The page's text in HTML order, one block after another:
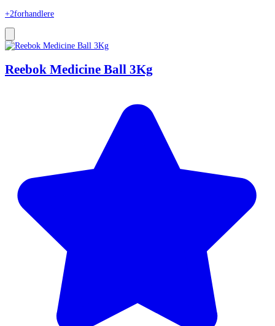
+2forhandlere
Reebok Medicine Ball 3Kg